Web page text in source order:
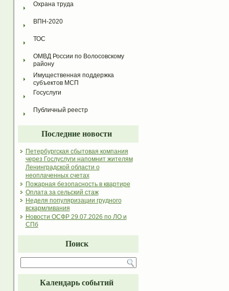
Охрана труда
ВПН-2020
ТОС
ОМВД России по Волосовскому
району
Имущественная поддержка
субъектов МСП
Госуслуги
Публичный реестр
Последние новости
Петербургская сбытовая компания
через Гослуслуги напомнит жителям
Ленинградской области о
неоплаченных счетах
Пожарная безопасность в квартире
Оплата за сельский стаж
Неделя популяризации грудного
вскармливания
Новости ОСФР 29.07.2026 по ЛО и
СПб
Поиск
Календарь событий